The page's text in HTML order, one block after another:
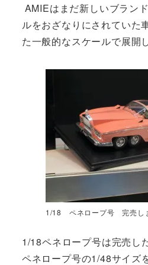
AMIEはまだ新しいブラン
ルをおざなりにされていた
た一般的なスケールで展開
1/18 ペネロープ号 完売し
1/18ペネロープ号は完売し
ペネロープ号の1/48サイズ